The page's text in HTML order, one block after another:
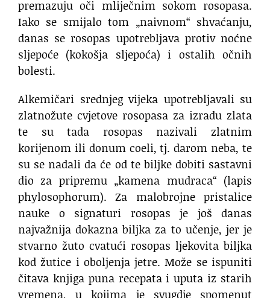
premazuju oči mliječnim sokom rosopasa.
Iako se smijalo tom „naivnom“ shvaćanju,
danas se rosopas upotrebljava protiv noćne
sljepoće (kokošja sljepoća) i ostalih očnih
bolesti.
Alkemičari srednjeg vijeka upotrebljavali su
zlatnožute cvjetove rosopasa za izradu zlata
te su tada rosopas nazivali zlatnim
korijenom ili donum coeli, tj. darom neba, te
su se nadali da će od te biljke dobiti sastavni
dio za pripremu „kamena mudraca“ (lapis
phylosophorum). Za malobrojne pristalice
nauke o signaturi rosopas je još danas
najvažnija dokazna biljka za to učenje, jer je
stvarno žuto cvatući rosopas ljekovita biljka
kod žutice i oboljenja jetre. Može se ispuniti
čitava knjiga puna recepata i uputa iz starih
vremena, u kojima je svugdje spomenut